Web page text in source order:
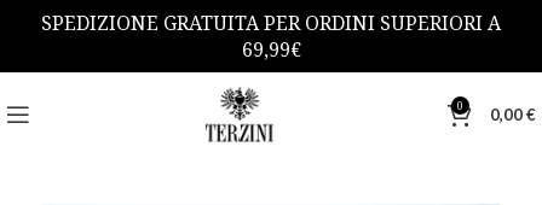
0 0,00€
SPEDIZIONE GRATUITA PER ORDINI SUPERIORI A
69,99€